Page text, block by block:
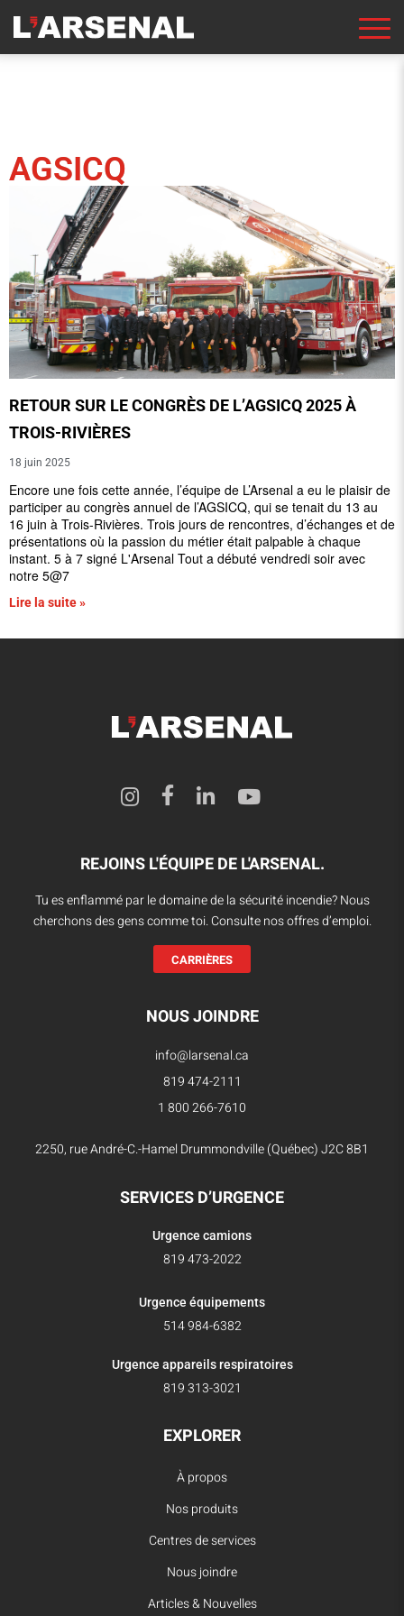
AGSICQ
RETOUR SUR LE CONGRÈS DE L’AGSICQ 2025 À
TROIS-RIVIÈRES
18 juin 2025
Encore une fois cette année, l’équipe de L’Arsenal a eu le plaisir de
participer au congrès annuel de l’AGSICQ, qui se tenait du 13 au
16 juin à Trois-Rivières. Trois jours de rencontres, d’échanges et de
présentations où la passion du métier était palpable à chaque
instant. 5 à 7 signé L'Arsenal Tout a débuté vendredi soir avec
notre 5@7
Lire la suite »
REJOINS L'ÉQUIPE DE L'ARSENAL.
Tu es enflammé par le domaine de la sécurité incendie? Nous
cherchons des gens comme toi. Consulte nos offres d’emploi.
CARRIÈRES
NOUS JOINDRE
info@larsenal.ca
819 474-2111
1 800 266-7610
2250, rue André-C.-Hamel Drummondville (Québec) J2C 8B1
SERVICES D’URGENCE
Urgence camions
819 473-2022
Urgence équipements
514 984-6382
Urgence appareils respiratoires
819 313-3021
EXPLORER
À propos
Nos produits
Centres de services
Nous joindre
Articles & Nouvelles